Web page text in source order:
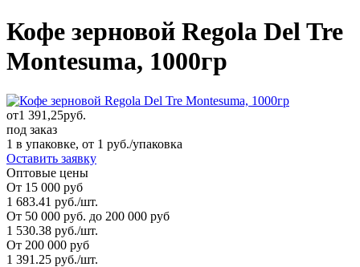
Кофе зерновой Regola Del Tre
Montesuma, 1000гр
от1 391,25руб.
под заказ
1 в упаковке, от 1 руб./упаковка
Оставить заявку
Оптовые цены
От 15 000 руб
1 683.41 руб./шт.
От 50 000 руб. до 200 000 руб
1 530.38 руб./шт.
От 200 000 руб
1 391.25 руб./шт.